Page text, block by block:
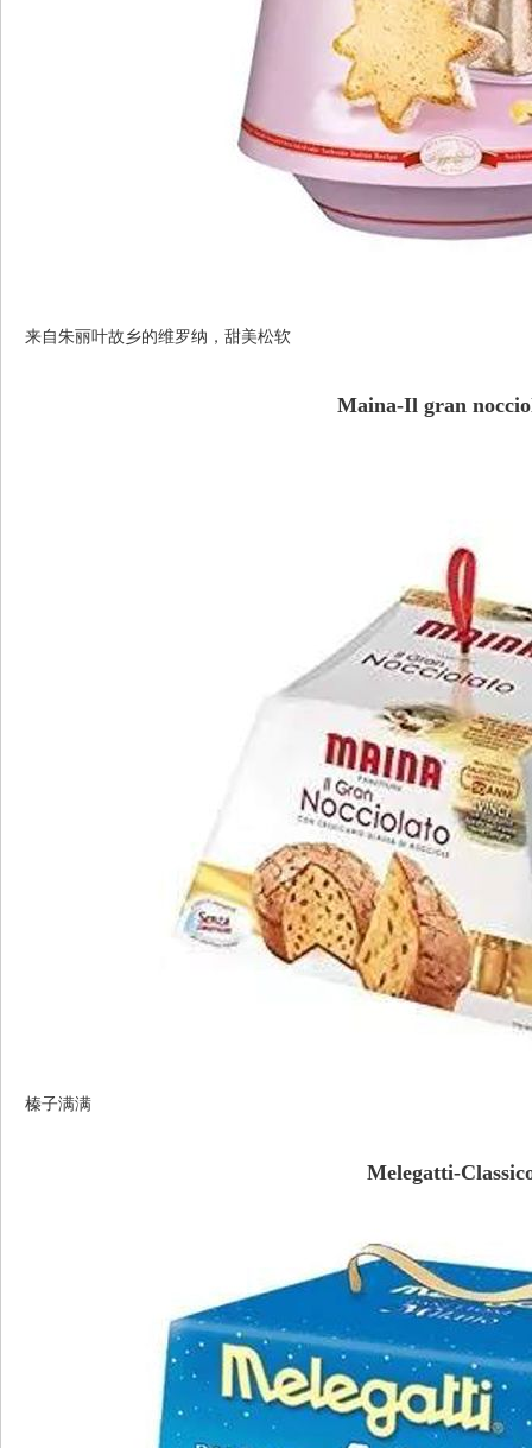
来自朱丽叶故乡的维罗纳，甜美松软
Maina-Il gran
榛子满满
Melegatti-